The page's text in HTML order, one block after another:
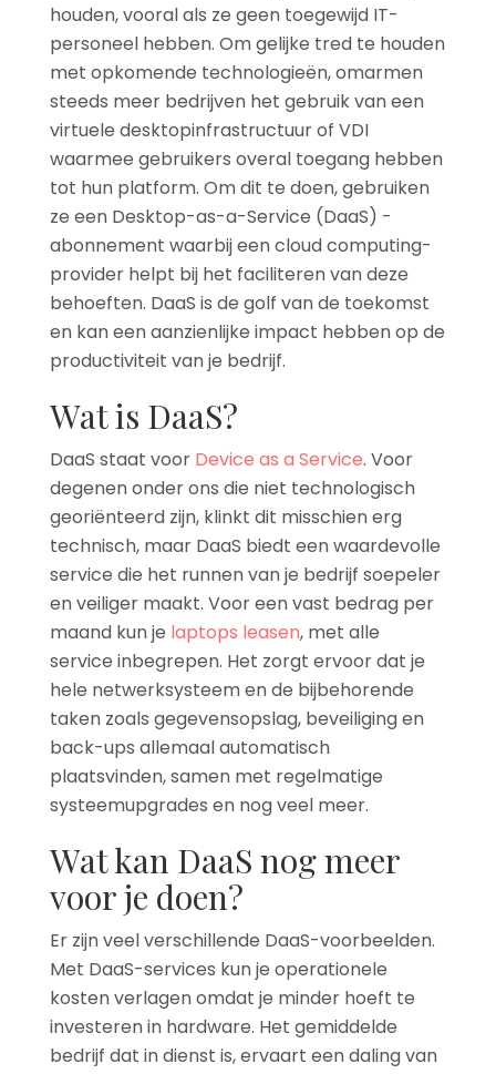
houden, vooral als ze geen toegewijd IT-
personeel hebben. Om gelijke tred te houden
met opkomende technologieën, omarmen
steeds meer bedrijven het gebruik van een
virtuele desktopinfrastructuur of VDI
waarmee gebruikers overal toegang hebben
tot hun platform. Om dit te doen, gebruiken
ze een Desktop-as-a-Service (DaaS) -
abonnement waarbij een cloud computing-
provider helpt bij het faciliteren van deze
behoeften. DaaS is de golf van de toekomst
en kan een aanzienlijke impact hebben op de
productiviteit van je bedrijf.
Wat is DaaS?
DaaS staat voor Device as a Service. Voor
degenen onder ons die niet technologisch
georiënteerd zijn, klinkt dit misschien erg
technisch, maar DaaS biedt een waardevolle
service die het runnen van je bedrijf soepeler
en veiliger maakt. Voor een vast bedrag per
maand kun je laptops leasen, met alle
service inbegrepen. Het zorgt ervoor dat je
hele netwerksysteem en de bijbehorende
taken zoals gegevensopslag, beveiliging en
back-ups allemaal automatisch
plaatsvinden, samen met regelmatige
systeemupgrades en nog veel meer.
Wat kan DaaS nog meer
voor je doen?
Er zijn veel verschillende DaaS-voorbeelden.
Met DaaS-services kun je operationele
kosten verlagen omdat je minder hoeft te
investeren in hardware. Het gemiddelde
bedrijf dat in dienst is, ervaart een daling van